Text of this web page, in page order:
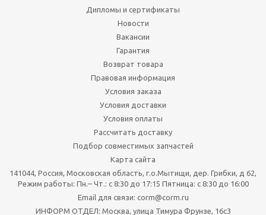
Дипломы и сертификаты
Новости
Вакансии
Гарантия
Возврат товара
Правовая информация
Условия заказа
Условия доставки
Условия оплаты
Рассчитать доставку
Подбор совместимых запчастей
Карта сайта
141044, Россия, Московская область, г.о.Мытищи, дер. Грибки, д 62,
Режим работы: Пн.– Чт.: с 8:30 до 17:15 Пятница: c 8:30 до 16:00
Email для связи: corm@corm.ru
ИНФОРМ ОТДЕЛ: Москва, улица Тимура Фрунзе, 16с3